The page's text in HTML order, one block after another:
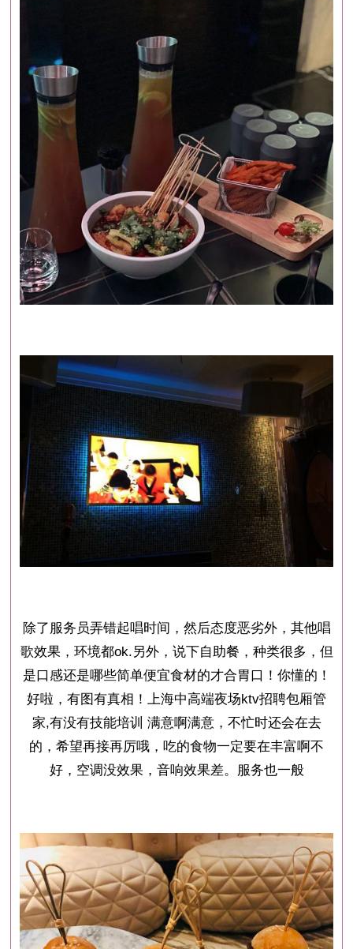
除了服务员弄错起唱时间，然后态度恶劣外，其他唱
歌效果，环境都ok.另外，说下自助餐，种类很多，但
是口感还是哪些简单便宜食材的才合胃口！你懂的！
好啦，有图有真相！上海中高端夜场ktv招聘包厢管
家,有没有技能培训 满意啊满意，不忙时还会在去
的，希望再接再厉哦，吃的食物一定要在丰富啊不
好，空调没效果，音响效果差。服务也一般